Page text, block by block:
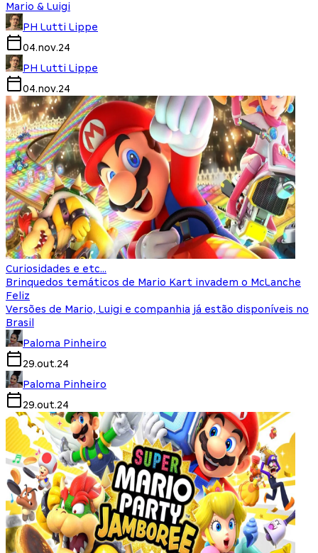
Mario & Luigi
PH Lutti Lippe
04.nov.24
PH Lutti Lippe
04.nov.24
Curiosidades e etc...
Brinquedos temáticos de Mario Kart invadem o McLanche
Feliz
Versões de Mario, Luigi e companhia já estão disponíveis no
Brasil
Paloma Pinheiro
29.out.24
Paloma Pinheiro
29.out.24